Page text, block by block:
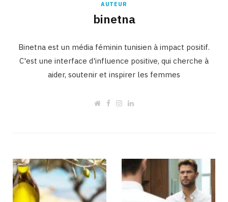
AUTEUR
binetna
Binetna est un média féminin tunisien à impact positif.
C'est une interface d'influence positive, qui cherche à
aider, soutenir et inspirer les femmes
W
F
I
m
L